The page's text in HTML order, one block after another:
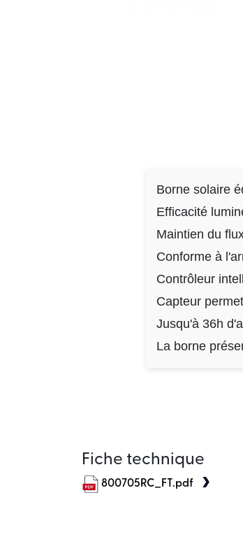
Borne solaire
Efficacité
Maintien du
Conforme à
Contrôleur
Capteur
Jusqu'à 36h
La borne
Fiche technique
800705RC_FT.pdf